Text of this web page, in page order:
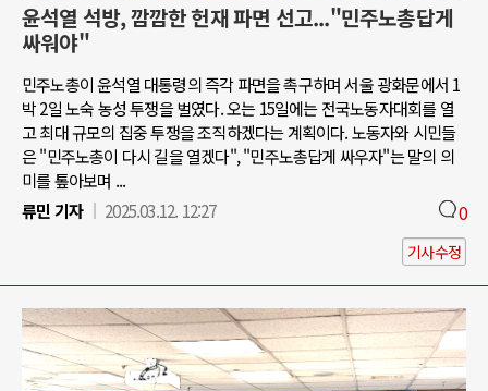
윤석열 석방, 깜깜한 헌재 파면 선고..."민주노총답게
싸워야"
민주노총이 윤석열 대통령의 즉각 파면을 촉구하며 서울 광화문에서 1
박 2일 노숙 농성 투쟁을 벌였다. 오는 15일에는 전국노동자대회를 열
고 최대 규모의 집중 투쟁을 조직하겠다는 계획이다. 노동자와 시민들
은 "민주노총이 다시 길을 열겠다", "민주노총답게 싸우자"는 말의 의
미를 톺아보며 ...
류민 기자
2025.03.12. 12:27 0
기사수정